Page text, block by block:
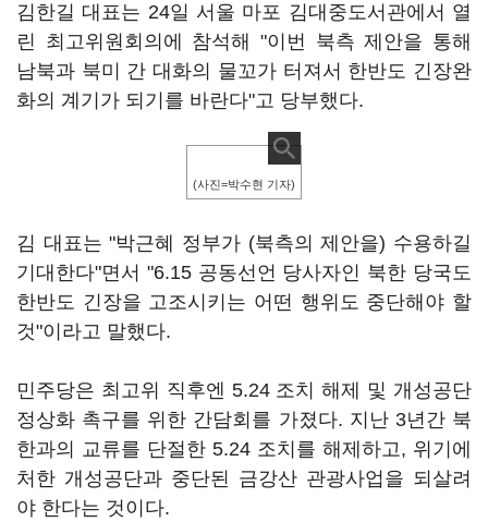
김한길 대표는 24일 서울 마포 김대중도서관에서 열
린 최고위원회의에 참석해 "이번 북측 제안을 통해
남북과 북미 간 대화의 물꼬가 터져서 한반도 긴장완
화의 계기가 되기를 바란다"고 당부했다.
(사진=박수현 기자)
김 대표는 "박근혜 정부가 (북측의 제안을) 수용하길
기대한다"면서 "6.15 공동선언 당사자인 북한 당국도
한반도 긴장을 고조시키는 어떤 행위도 중단해야 할
것"이라고 말했다.
민주당은 최고위 직후엔 5.24 조치 해제 및 개성공단
정상화 촉구를 위한 간담회를 가졌다. 지난 3년간 북
한과의 교류를 단절한 5.24 조치를 해제하고, 위기에
처한 개성공단과 중단된 금강산 관광사업을 되살려
야 한다는 것이다.